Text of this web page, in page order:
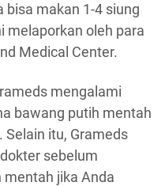
bisa makan 1-4 siung
melaporkan oleh para
Medical Center.
mengalami
bawang putih mentah
itu, Grameds
sebelum
jika Anda